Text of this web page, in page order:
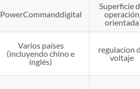
PowerCommanddigital
Superficie
operación
orientada
Varios países
(incluyendo chino e
inglés)
regulacion
voltaje